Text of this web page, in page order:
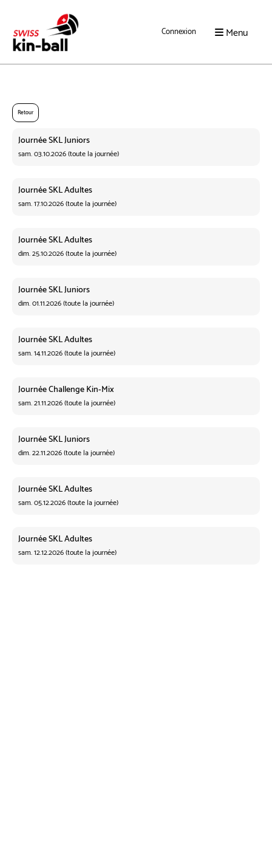
Connexion Menu
Retour
Journée SKL Juniors
sam. 03.10.2026 (toute la journée)
Journée SKL Adultes
sam. 17.10.2026 (toute la journée)
Journée SKL Adultes
dim. 25.10.2026 (toute la journée)
Journée SKL Juniors
dim. 01.11.2026 (toute la journée)
Journée SKL Adultes
sam. 14.11.2026 (toute la journée)
Journée Challenge Kin-Mix
sam. 21.11.2026 (toute la journée)
Journée SKL Juniors
dim. 22.11.2026 (toute la journée)
Journée SKL Adultes
sam. 05.12.2026 (toute la journée)
Journée SKL Adultes
sam. 12.12.2026 (toute la journée)